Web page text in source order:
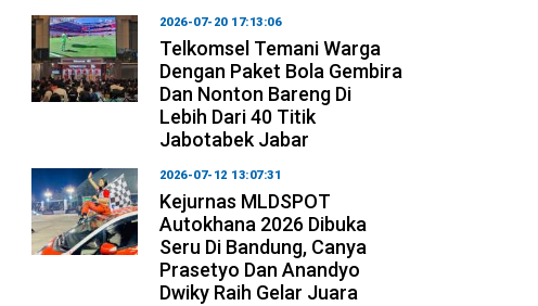
2026-07-20 17:13:06
Telkomsel Temani Warga
Dengan Paket Bola Gembira
Dan Nonton Bareng Di
Lebih Dari 40 Titik
Jabotabek Jabar
2026-07-12 13:07:31
Kejurnas MLDSPOT
Autokhana 2026 Dibuka
Seru Di Bandung, Canya
Prasetyo Dan Anandyo
Dwiky Raih Gelar Juara